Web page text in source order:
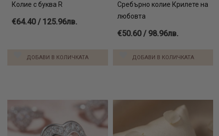
Колие с буква R
€64.40 / 125.96лв.
ДОБАВИ В КОЛИЧКАТА
Сребърно колие Крилете на
любовта
€50.60 / 98.96лв.
ДОБАВИ В КОЛИЧКАТА